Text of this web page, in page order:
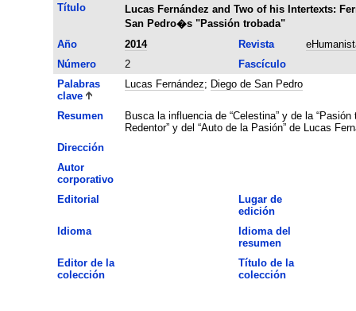
Título
Lucas Fernández and Two of his Intertexts:
San Pedro�s "Passión trobada"
Año
2014 Revista
Número
2
Fascículo
Palabras
clave
Lucas Fernández; Diego de San Pedro
Resumen
Busca la influencia de “Celestina” y de la
Redentor” y del “Auto de la Pasión” de Lucas
Dirección
Autor
corporativo
Editorial
Lugar de
edición
Idioma
Idioma del
resumen
Editor de la
colección
Título de la
colección